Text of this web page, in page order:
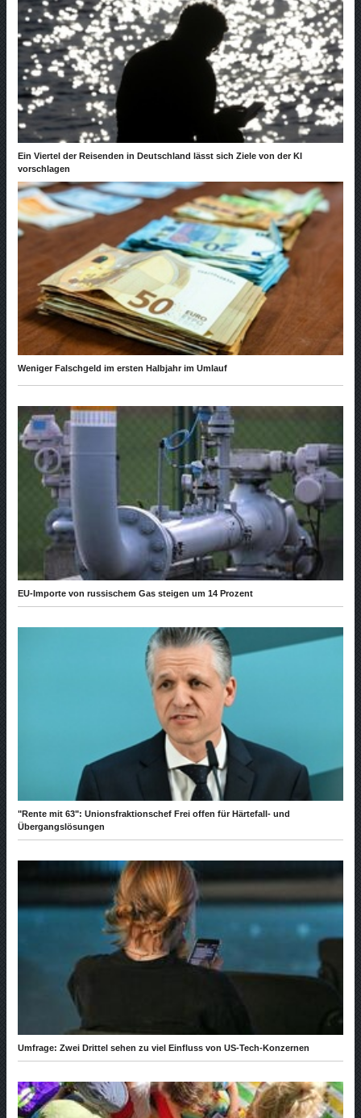
Ein Viertel der Reisenden in Deutschland lässt sich Ziele von der KI
vorschlagen
Weniger Falschgeld im ersten Halbjahr im Umlauf
EU-Importe von russischem Gas steigen um 14 Prozent
"Rente mit 63": Unionsfraktionschef Frei offen für Härtefall- und
Übergangslösungen
Umfrage: Zwei Drittel sehen zu viel Einfluss von US-Tech-Konzernen